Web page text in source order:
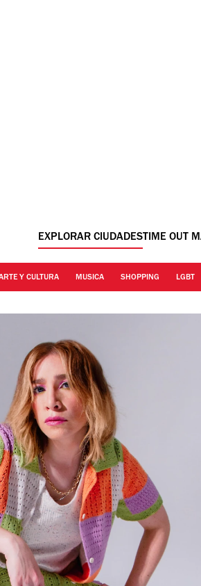
EXPLORAR CIUDADESTIME OUT
Y CULTURA MUSICA SHOPPING LGBT